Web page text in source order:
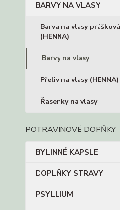
BARVY NA VLASY
Barva na vlasy prášková
(HENNA)
Barvy na vlasy
Přeliv na vlasy (HENNA)
Řasenky na vlasy
POTRAVINOVÉ DOPŇKY
BYLINNÉ KAPSLE
DOPLŇKY STRAVY
PSYLLIUM